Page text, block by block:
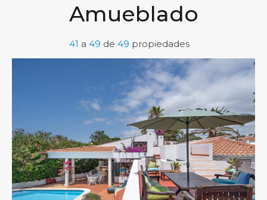
Amueblado
41 a 49 de 49 propiedades